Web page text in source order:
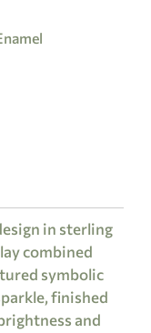
in sterling
combined
symbolic
finished
and